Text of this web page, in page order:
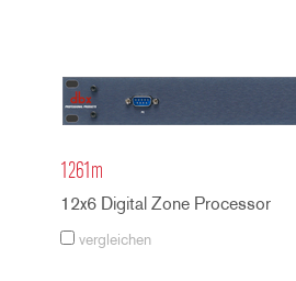
1261m
12x6 Digital Zone Processor
vergleichen